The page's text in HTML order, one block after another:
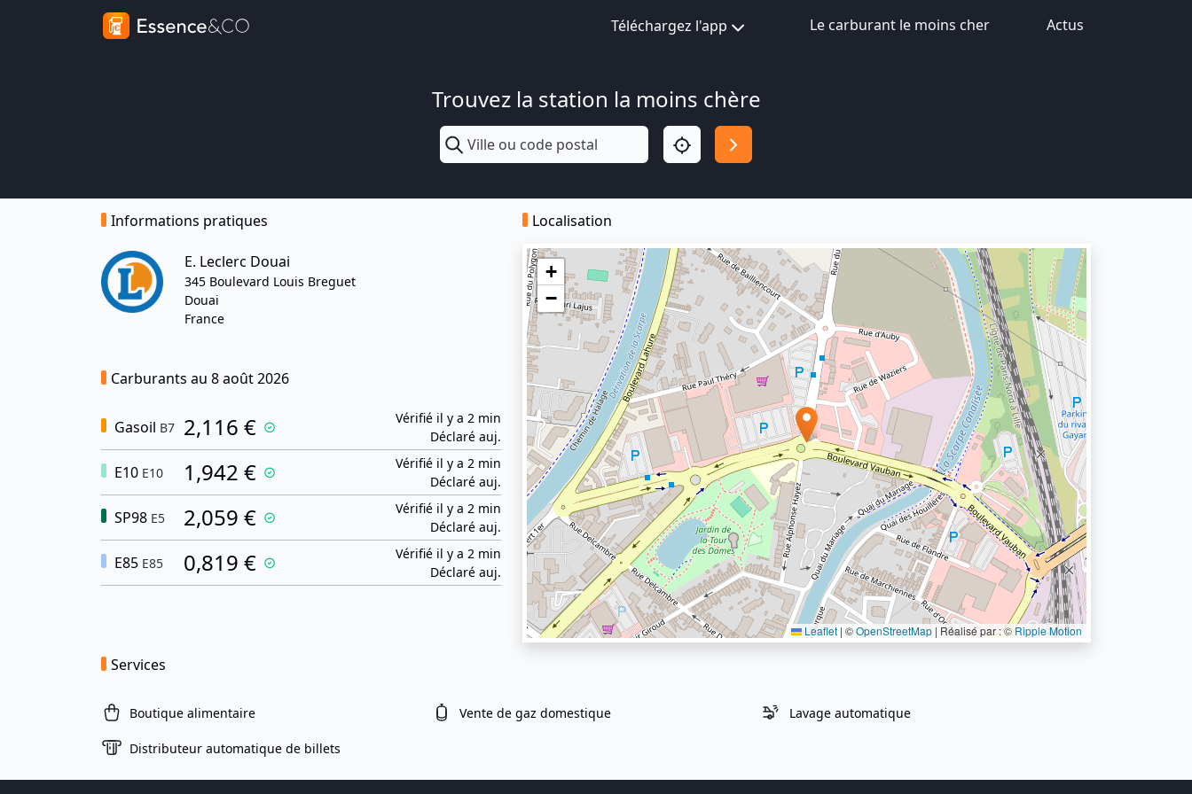
Téléchargez l'app Le carburant le moins cher Actus
Trouvez la station la moins chère
Informations pratiques
E. Leclerc Douai
345 Boulevard Louis Breguet
Douai
France
Carburants au 8 août 2026
Gasoil B7 2,116 €
Vérifié il y a 2 min
Déclaré auj.
E10 E10 1,942 €
Vérifié il y a 2 min
Déclaré auj.
SP98 E5 2,059 €
Vérifié il y a 2 min
Déclaré auj.
E85 E85 0,819 €
Vérifié il y a 2 min
Déclaré auj.
Localisation
+
−
Leaflet | ©OpenStreetMap | Réalisé par : ©Ripple Motion
Services
Boutique alimentaire Vente de gaz domestique Lavage automatique
Distributeur automatique de billets